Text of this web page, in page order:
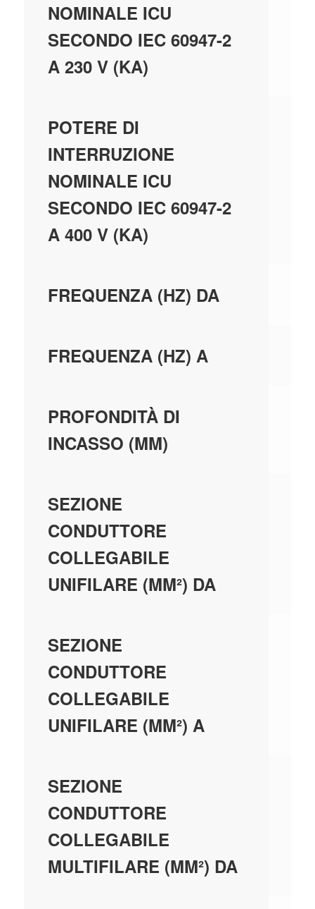
NOMINALE ICU
SECONDO IEC 60947-2
A 230 V (KA)
POTERE DI
INTERRUZIONE
NOMINALE ICU
SECONDO IEC 60947-2
A 400 V (KA)
FREQUENZA (HZ) DA
FREQUENZA (HZ) A
PROFONDITÀ DI
INCASSO (MM)
SEZIONE
CONDUTTORE
COLLEGABILE
UNIFILARE (MM²) DA
SEZIONE
CONDUTTORE
COLLEGABILE
UNIFILARE (MM²) A
SEZIONE
CONDUTTORE
COLLEGABILE
MULTIFILARE (MM²) DA